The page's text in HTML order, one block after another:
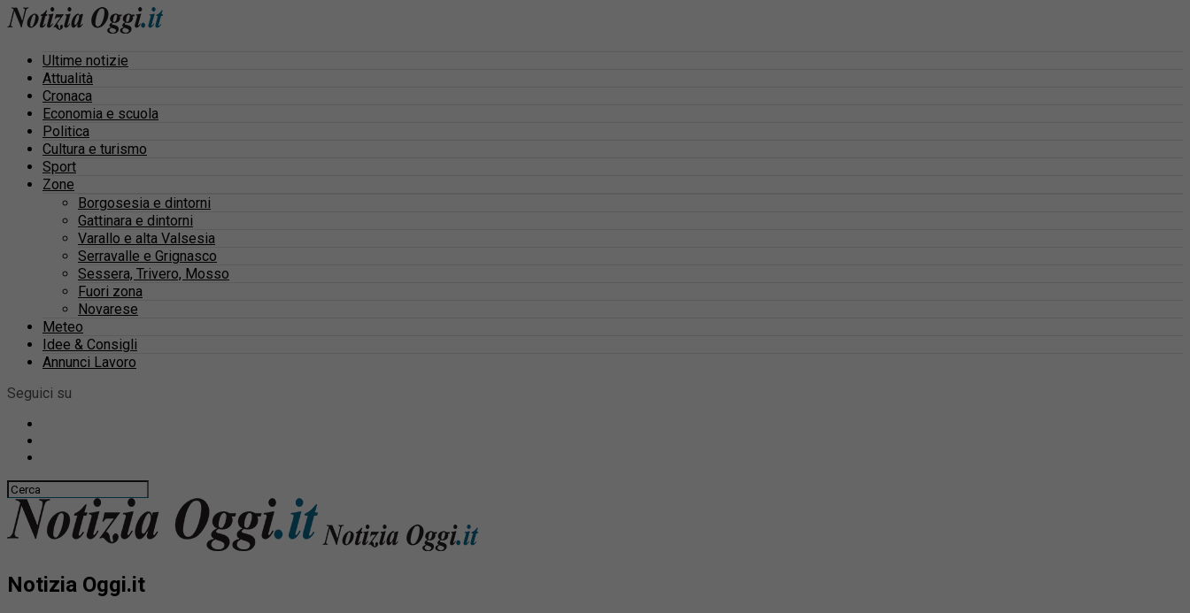
Ultime notizie
Attualità
Cronaca
Economia e scuola
Politica
Cultura e turismo
Sport
Zone
Borgosesia e dintorni
Gattinara e dintorni
Varallo e alta Valsesia
Serravalle e Grignasco
Sessera, Trivero, Mosso
Fuori zona
Novarese
Meteo
Idee & Consigli
Annunci Lavoro
Seguici su
Notizia Oggi.it